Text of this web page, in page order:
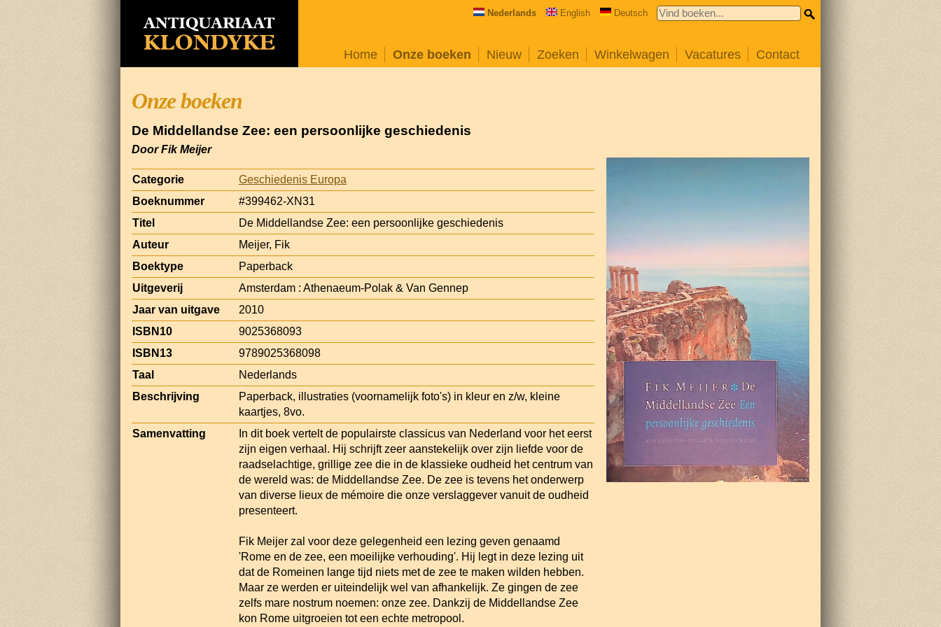
Nederlands English Deutsch
Home Onze boeken Nieuw Zoeken Winkelwagen Vacatures Contact
Onze boeken
De Middellandse Zee: een persoonlijke geschiedenis
Door Fik Meijer
Categorie
Geschiedenis Europa
Boeknummer
#399462-XN31
Titel
De Middellandse Zee: een persoonlijke geschiedenis
Auteur
Meijer, Fik
Boektype
Paperback
Uitgeverij
Amsterdam : Athenaeum-Polak & Van Gennep
Jaar van uitgave
2010
ISBN10
9025368093
ISBN13
9789025368098
Taal
Nederlands
Beschrijving
Paperback, illustraties (voornamelijk foto's) in kleur en z/w, kleine
kaartjes, 8vo.
Samenvatting
In dit boek vertelt de populairste classicus van Nederland voor het eerst
zijn eigen verhaal. Hij schrijft zeer aanstekelijk over zijn liefde voor de
raadselachtige, grillige zee die in de klassieke oudheid het centrum van
de wereld was: de Middellandse Zee. De zee is tevens het onderwerp
van diverse lieux de mémoire die onze verslaggever vanuit de oudheid
presenteert.
Fik Meijer zal voor deze gelegenheid een lezing geven genaamd
'Rome en de zee, een moeilijke verhouding'. Hij legt in deze lezing uit
dat de Romeinen lange tijd niets met de zee te maken wilden hebben.
Maar ze werden er uiteindelijk wel van afhankelijk. Ze gingen de zee
zelfs mare nostrum noemen: onze zee. Dankzij de Middellandse Zee
kon Rome uitgroeien tot een echte metropool.